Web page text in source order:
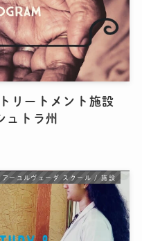
リートメント施設
ュトラ州
アーユルヴェーダ スクール / 施設